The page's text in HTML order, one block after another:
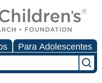
Para Adolescentes